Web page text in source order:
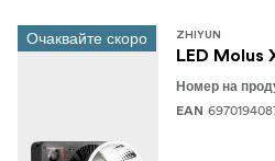
Очаквайте скоро ZHIYUN
LED Molus
Номер на
EAN